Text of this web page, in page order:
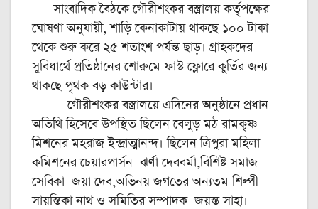
সাংবাদিক বৈঠকে গৌরীশংকর বস্ত্রালয় কর্তৃপক্ষের
ঘোষণা অনুযায়ী, শাড়ি কেনাকাটায় থাকছে ১০০ টাকা
থেকে শুরু করে ২৫ শতাংশ পর্যন্ত ছাড়। গ্রাহকদের
সুবিধার্থে প্রতিষ্ঠানের শোরুমে ফাস্ট ফ্লোরে কুর্তির জন্য
থাকছে পৃথক বড় কাউন্টার।
গৌরীশংকর বস্ত্রালয়ে এদিনের অনুষ্ঠানে প্রধান
অতিথি হিসেবে উপস্থিত ছিলেন বেলুড় মঠ রামকৃষ্ণ
মিশনের মহরাজ ইন্দ্রাত্মানন্দ। ছিলেন ত্রিপুরা মহিলা
কমিশনের চেয়ারপার্সন ঝর্ণা দেববর্মা,বিশিষ্ট সমাজ
সেবিকা জয়া দেব,অভিনয় জগতের অন্যতম শিল্পী
সায়ন্তিকা নাথ ও সমিতির সম্পাদক জয়ন্ত সাহা।